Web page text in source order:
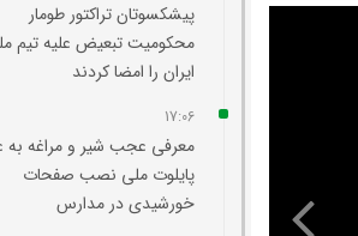
پیشکسوتان تراکتور طومار
محکومیت تبعیض علیه تیم
ایران را امضا کردند
17:06
معرفی عجب‌ شیر و مراغه به
پایلوت ملی نصب صفحات
خورشیدی در مدارس